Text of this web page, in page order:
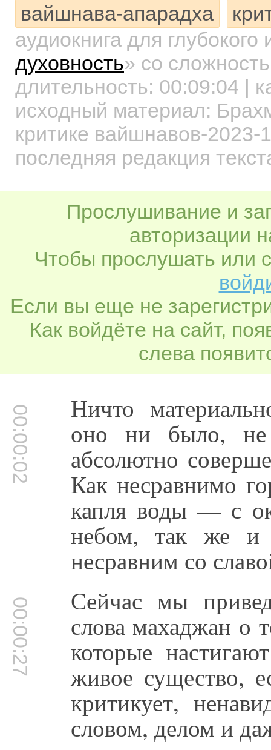
вайшнава-апарадха
аудиокнига для
духовность» со
длительность: 00:09:04 |
исходный материал:
критике вайшнавов-2023-
последняя редакция
Прослушивание и
авторизации
Чтобы прослушать или
Если вы еще не
Как войдёте на сайт,
слева
00:00:02 Ничто
оно ни было, не
абсолютно
Как несравнимо
капля воды — с
небом, так же и
несравним со
00:00:27 Сейчас мы
слова махаджан о
которые
живое существо,
критикует,
словом, делом и